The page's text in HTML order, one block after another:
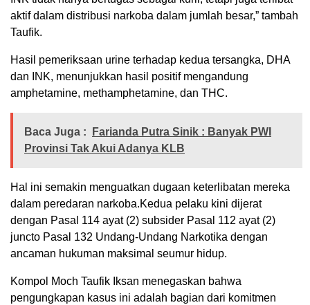
aktif dalam distribusi narkoba dalam jumlah besar,” tambah
Taufik.
Hasil pemeriksaan urine terhadap kedua tersangka, DHA
dan INK, menunjukkan hasil positif mengandung
amphetamine, methamphetamine, dan THC.
Baca Juga :
Farianda Putra Sinik : Banyak PWI
Provinsi Tak Akui Adanya KLB
Hal ini semakin menguatkan dugaan keterlibatan mereka
dalam peredaran narkoba.Kedua pelaku kini dijerat
dengan Pasal 114 ayat (2) subsider Pasal 112 ayat (2)
juncto Pasal 132 Undang-Undang Narkotika dengan
ancaman hukuman maksimal seumur hidup.
Kompol Moch Taufik Iksan menegaskan bahwa
pengungkapan kasus ini adalah bagian dari komitmen